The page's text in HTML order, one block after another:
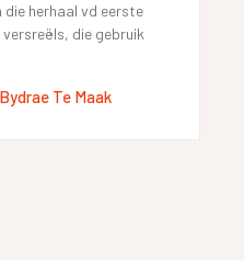
die herhaal vd eerste
die gebruik
Te Maak